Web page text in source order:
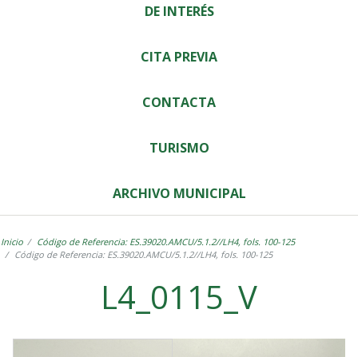
DE INTERÉS
CITA PREVIA
CONTACTA
TURISMO
ARCHIVO MUNICIPAL
Inicio
Código de Referencia: ES.39020.AMCU/5.1.2//LH4, fols. 100-125
Código de Referencia: ES.39020.AMCU/5.1.2//LH4, fols. 100-125
L4_0115_V